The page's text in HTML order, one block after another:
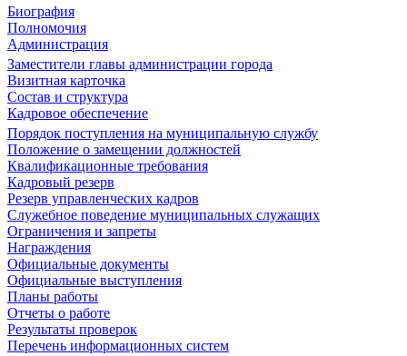
Биография
Полномочия
Администрация
Заместители главы администрации города
Визитная карточка
Состав и структура
Кадровое обеспечение
Порядок поступления на муниципальную службу
Положение о замещении должностей
Квалификационные требования
Кадровый резерв
Резерв управленческих кадров
Служебное поведение муниципальных служащих
Ограничения и запреты
Награждения
Официальные документы
Официальные выступления
Планы работы
Отчеты о работе
Результаты проверок
Перечень информационных систем